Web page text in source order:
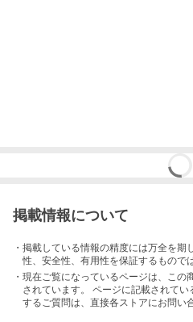
掲載情報について
・掲載している情報の精度には万全を
性、安全性、有用性を保証するもので
・現在ご覧になっているページは、この
されています。 ページに記載されてい
するご質問は、直接各ストアにお問い